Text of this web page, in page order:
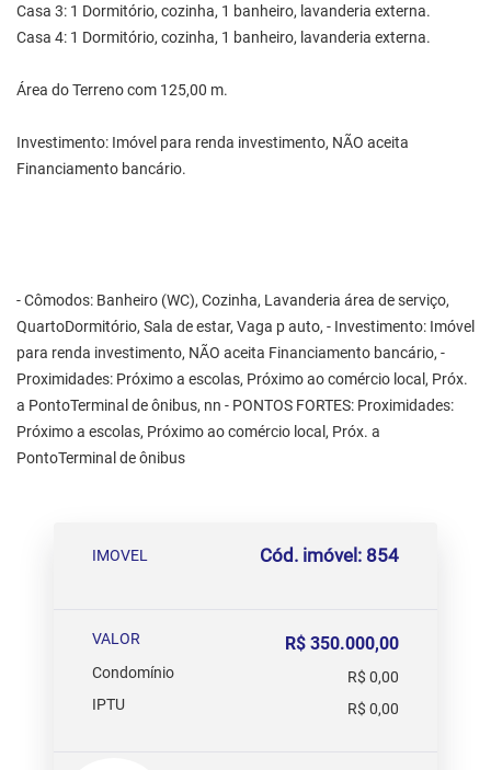
Casa 3: 1 Dormitório, cozinha, 1 banheiro, lavanderia externa.
Casa 4: 1 Dormitório, cozinha, 1 banheiro, lavanderia externa.
Área do Terreno com 125,00 m.
Investimento: Imóvel para renda investimento, NÃO aceita
Financiamento bancário.
- Cômodos: Banheiro (WC), Cozinha, Lavanderia área de serviço,
QuartoDormitório, Sala de estar, Vaga p auto, - Investimento: Imóvel
para renda investimento, NÃO aceita Financiamento bancário, -
Proximidades: Próximo a escolas, Próximo ao comércio local, Próx.
a PontoTerminal de ônibus, nn - PONTOS FORTES: Proximidades:
Próximo a escolas, Próximo ao comércio local, Próx. a
PontoTerminal de ônibus
IMOVEL Cód. imóvel: 854
VALOR R$ 350.000,00
Condomínio
R$ 0,00
IPTU
R$ 0,00